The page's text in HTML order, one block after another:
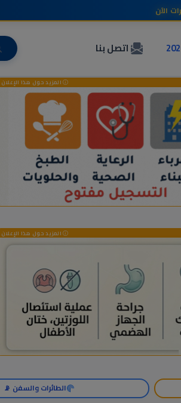
الآن
اتصل بنا
المزيد حول هذا الإعلان
المزيد حول هذا الإعلان
الطائرات والسفن 📡